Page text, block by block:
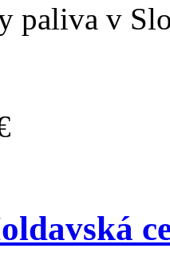
paliva v